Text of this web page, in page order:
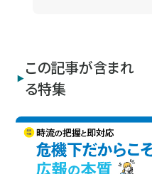
この記事が含まれ
る特集